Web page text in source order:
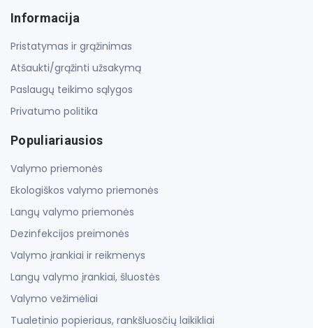
Informacija
Pristatymas ir grąžinimas
Atšaukti/grąžinti užsakymą
Paslaugų teikimo sąlygos
Privatumo politika
Populiariausios
Valymo priemonės
Ekologiškos valymo priemonės
Langų valymo priemonės
Dezinfekcijos preimonės
Valymo įrankiai ir reikmenys
Langų valymo įrankiai, šluostės
Valymo vežimėliai
Tualetinio popieriaus, rankšluosčių laikikliai